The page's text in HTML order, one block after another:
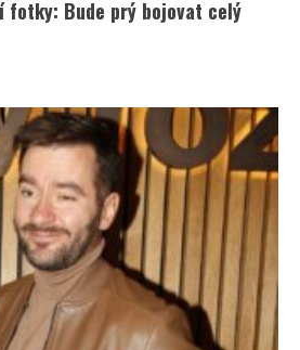
fotky: Bude prý bojovat celý